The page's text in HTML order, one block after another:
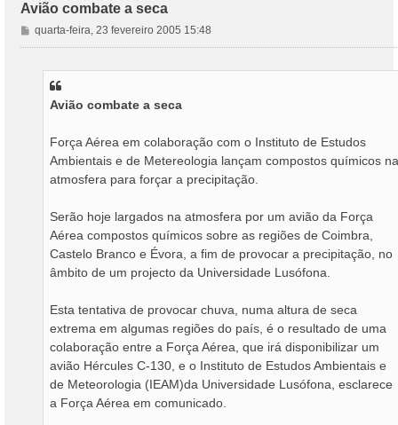
Avião combate a seca
M
e
quarta-feira, 23 fevereiro 2005 15:48
Avião combate a seca
Força Aérea em colaboração com o Instituto de Estudos
Ambientais e de Metereologia lançam compostos químicos na
atmosfera para forçar a precipitação.
Serão hoje largados na atmosfera por um avião da Força
Aérea compostos químicos sobre as regiões de Coimbra,
Castelo Branco e Évora, a fim de provocar a precipitação, no
âmbito de um projecto da Universidade Lusófona.
Esta tentativa de provocar chuva, numa altura de seca
extrema em algumas regiões do país, é o resultado de uma
colaboração entre a Força Aérea, que irá disponibilizar um
avião Hércules C-130, e o Instituto de Estudos Ambientais e
de Meteorologia (IEAM)da Universidade Lusófona, esclarece
a Força Aérea em comunicado.